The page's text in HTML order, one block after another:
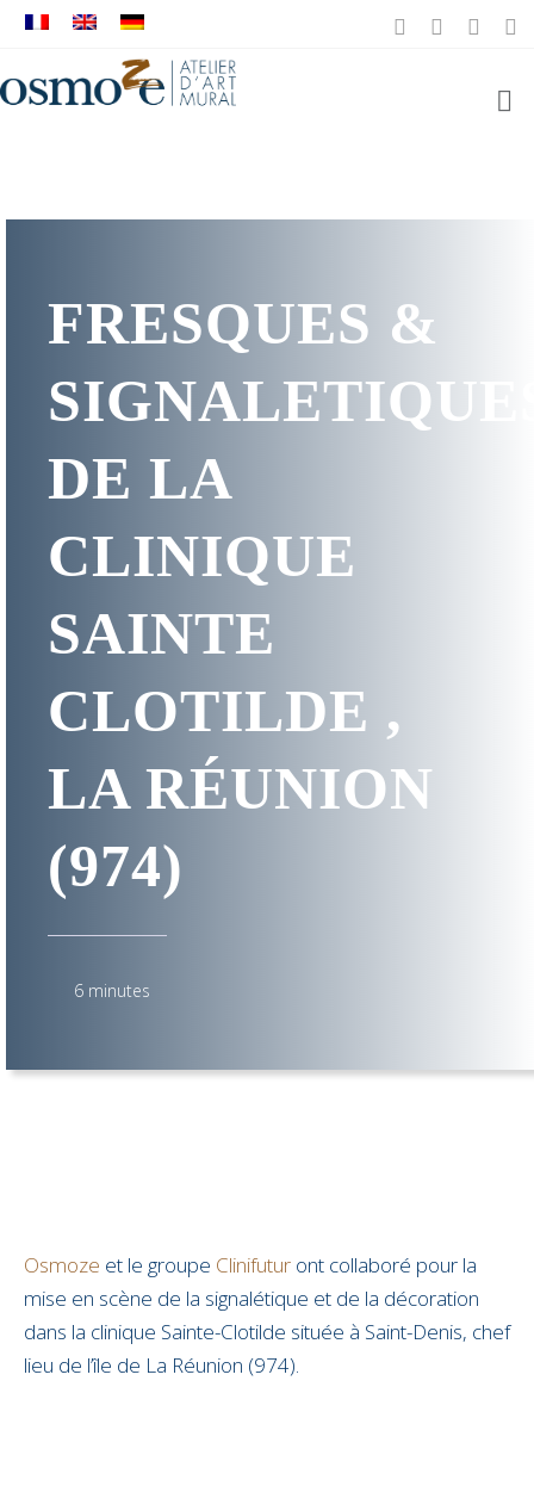
FRESQUES &
DE LA
CLINIQUE
SAINTE
CLOTILDE ,
LA RÉUNION
(974)
6 minutes
Osmoze et le groupe Clinifutur ont collaboré pour la
mise en scène de la signalétique et de la décoration
dans la clinique Sainte-Clotilde située à Saint-Denis, chef
lieu de l’île de La Réunion (974).